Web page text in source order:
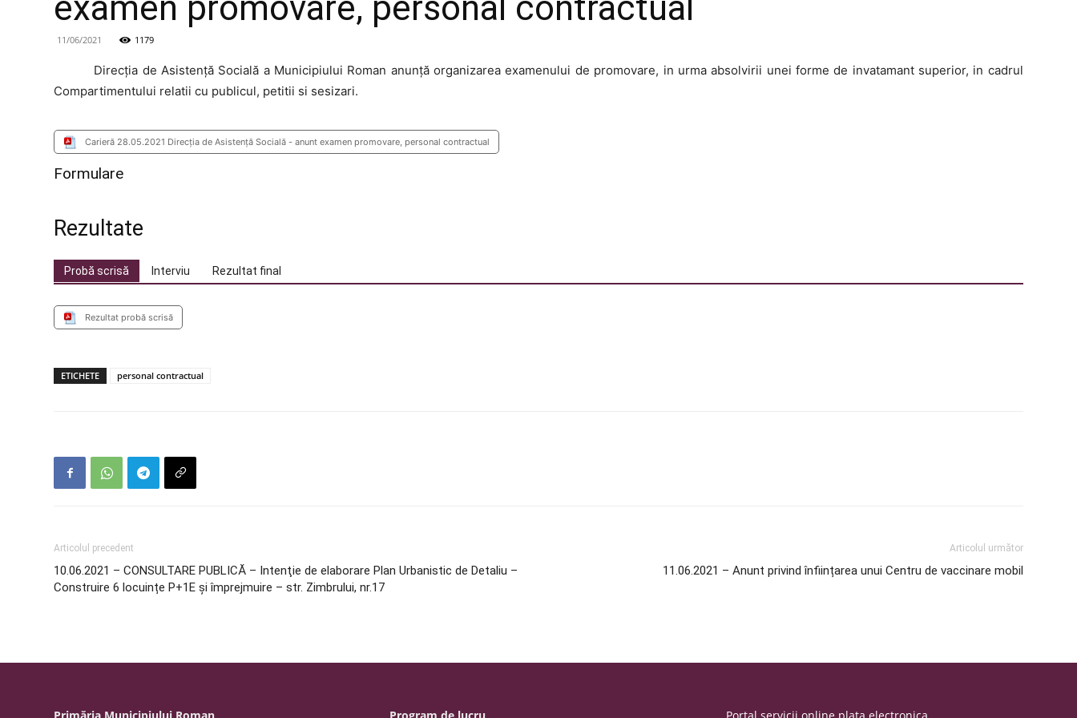
11/06/2021 1179
Direcția de Asistență Socială a Municipiului Roman anunţă organizarea examenului de promovare, in urma absolvirii unei forme de invatamant superior, in cadrul
Compartimentului relatii cu publicul, petitii si sesizari.
Carieră 28.05.2021 Direcția de Asistență Socială - anunt examen promovare, personal contractual
Formulare
Rezultate
Probă scrisă Interviu Rezultat final
Rezultat probă scrisă
ETICHETE personal contractual
Articolul precedent
10.06.2021 – CONSULTARE PUBLICĂ – Intenţie de elaborare Plan Urbanistic de Detaliu –
Construire 6 locuințe P+1E și împrejmuire – str. Zimbrului, nr.17
Articolul următor
11.06.2021 – Anunt privind înființarea unui Centru de vaccinare mobil